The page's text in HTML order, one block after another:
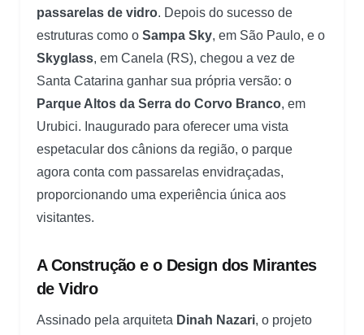
passarelas de vidro. Depois do sucesso de
estruturas como o Sampa Sky, em São Paulo, e o
Skyglass, em Canela (RS), chegou a vez de
Santa Catarina ganhar sua própria versão: o
Parque Altos da Serra do Corvo Branco, em
Urubici. Inaugurado para oferecer uma vista
espetacular dos cânions da região, o parque
agora conta com passarelas envidraçadas,
proporcionando uma experiência única aos
visitantes.
A Construção e o Design dos Mirantes
de Vidro
Assinado pela arquiteta Dinah Nazari, o projeto